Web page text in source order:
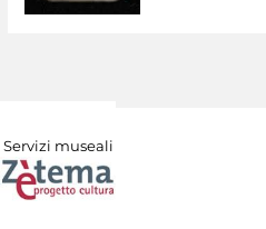
Servizi museali